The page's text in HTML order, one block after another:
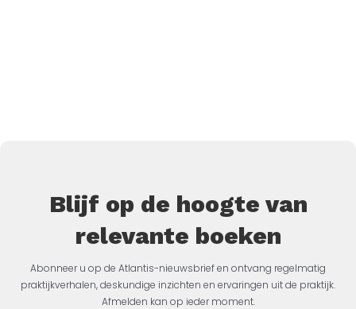
Blijf op de hoogte van
relevante boeken
Abonneer u op de Atlantis-nieuwsbrief en ontvang regelmatig
praktijkverhalen, deskundige inzichten en ervaringen uit de praktijk.
Afmelden kan op ieder moment.